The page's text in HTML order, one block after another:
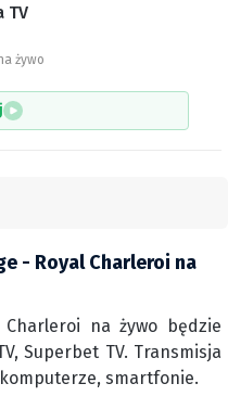
TV
żywo
- Royal Charleroi na
na żywo będzie
Superbet TV. Transmisja
smartfonie.